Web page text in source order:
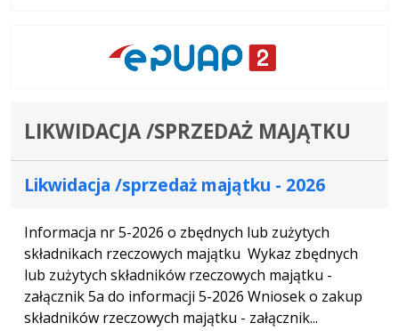
LIKWIDACJA /SPRZEDAŻ MAJĄTKU
Likwidacja /sprzedaż majątku - 2026
Informacja nr 5-2026 o zbędnych lub zużytych
składnikach rzeczowych majątku Wykaz zbędnych
lub zużytych składników rzeczowych majątku -
załącznik 5a do informacji 5-2026 Wniosek o zakup
składników rzeczowych majątku - załącznik...